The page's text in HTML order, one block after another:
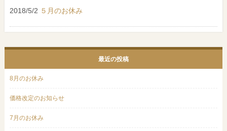
2018/5/2 ５月のお休み
最近の投稿
8月のお休み
価格改定のお知らせ
7月のお休み